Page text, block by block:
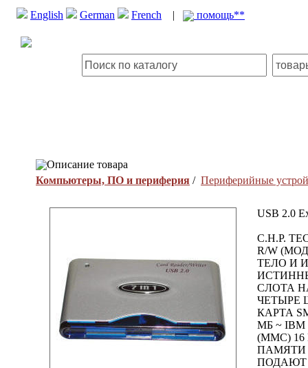
English German French | помощь**
Описание товара
Компьютеры, ПО и периферия / Периферийные
USB 2.0
C.H.P.
R/W
ТЕЛО И
СЛОТА
ЧЕТЫРЕ
КАРТА
МБ ~
(MMC)
ПАМЯТИ
ПОДАЮТ